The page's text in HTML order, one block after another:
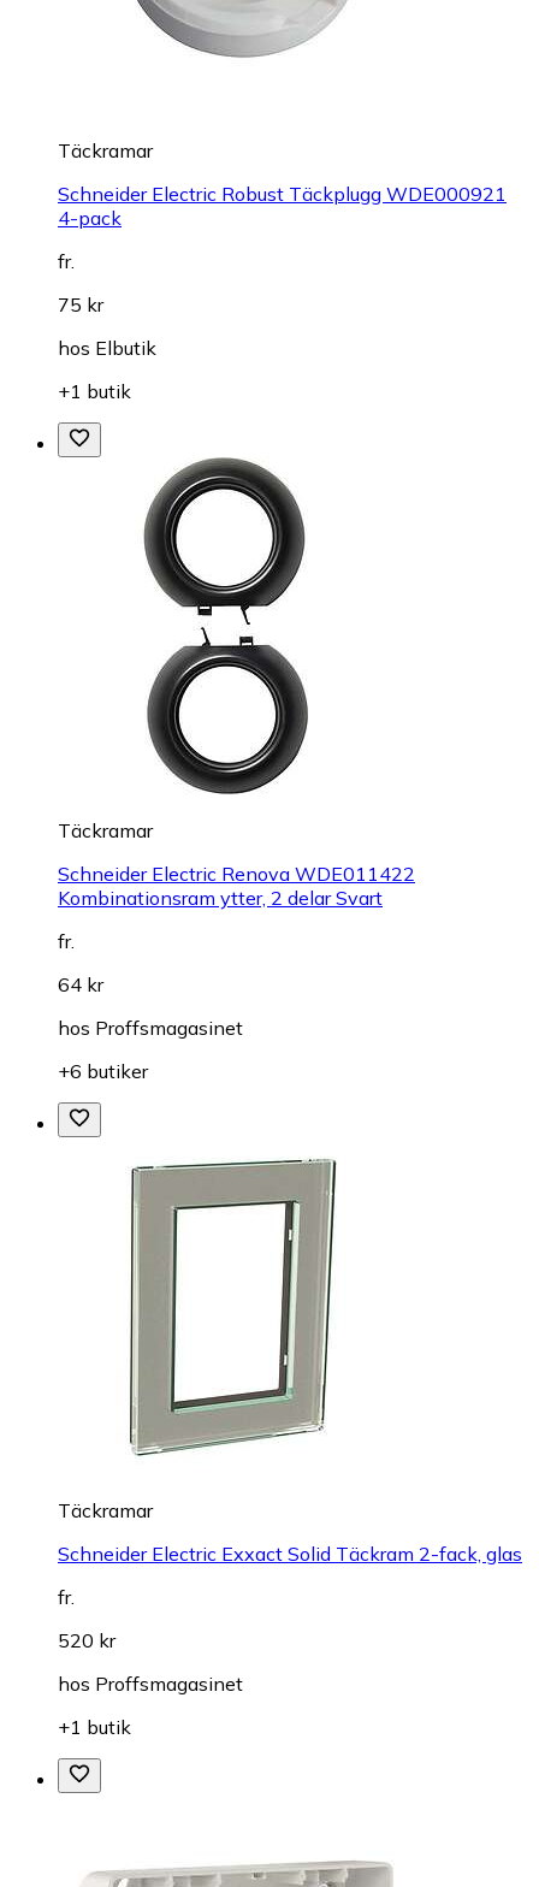
Täckramar
Schneider Electric Robust Täckplugg WDE000921
4-pack
fr.
75 kr
hos Elbutik
+1 butik
Täckramar
Schneider Electric Renova WDE011422
Kombinationsram ytter, 2 delar Svart
fr.
64 kr
hos Proffsmagasinet
+6 butiker
Täckramar
Schneider Electric Exxact Solid Täckram 2-fack, glas
fr.
520 kr
hos Proffsmagasinet
+1 butik